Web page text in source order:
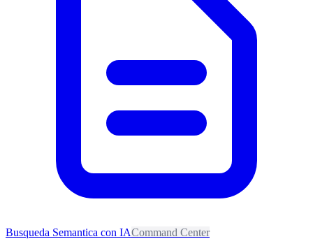
Busqueda Semantica con IACommand Center